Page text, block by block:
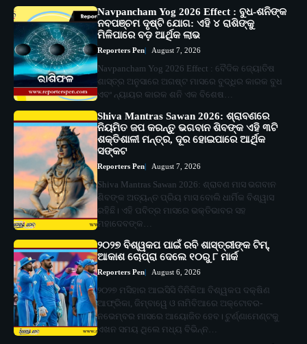
Navpancham Yog 2026 Effect : ବୁଧ-ଶନିଙ୍କ
ନବପଞ୍ଚମ ଦୃଷ୍ଟି ଯୋଗ: ଏହି ୪ ରାଶିଙ୍କୁ
ମିଳିପାରେ ବଡ଼ ଆର୍ଥିକ ଲାଭ
Reporters Pen August 7, 2026
Navpancham Yog 2026 Effect : ବୈଦିକ ଜ୍ୟୋତିଷ
ଶାସ୍ତ୍ର ଅନୁସାରେ ଅଗଷ୍ଟ ମାସରେ ବୁଦ୍ଧିର କାରକ ବୁଧ
ଏବଂ ନ୍ୟାୟର କାରକ ଶନି ଏକ ବିଶେଷ…
Shiva Mantras Sawan 2026: ଶ୍ରାବଣରେ
ନିୟମିତ ଜପ କରନ୍ତୁ ଭଗବାନ ଶିବଙ୍କ ଏହି ୩ଟି
ଶକ୍ତିଶାଳୀ ମନ୍ତ୍ର, ଦୂର ହୋଇପାରେ ଆର୍ଥିକ
ସଙ୍କଟ
Reporters Pen August 7, 2026
Shiva Mantras Sawan 2026: ଶ୍ରାବଣ ମାସ ଭଗବାନ
ଶିବଙ୍କ ଅତ୍ୟନ୍ତ ପ୍ରିୟ ମାସ ବୋଲି ଧାର୍ମିକ ବିଶ୍ୱାସ
ରହିଛି। ଏହି ପବିତ୍ର ମାସରେ ଭକ୍ତିଭାବର ସହ
ମହାଦେବଙ୍କ…
୨୦୨୭ ବିଶ୍ୱକପ ପାଇଁ ରବି ଶାସ୍ତ୍ରୀଙ୍କ ଟିମ୍,
ଆକାଶ ଚୋପ୍ରା ଦେଲେ ୧୦ରୁ ୮ ମାର୍କ
Reporters Pen August 6, 2026
୨୦୨୭ ମସିହାର ଆଇସିସି ଦିନିକିଆ ବିଶ୍ୱକପ ଦକ୍ଷିଣ
ଆଫ୍ରିକା, ଜିମ୍ବାୱେ ଓ ନାମିବିଆରେ ଅକ୍ଟୋବର-
ନଭେମ୍ବର ମାସରେ ଆୟୋଜିତ ହେବ। ଟୁର୍ଣ୍ଣାମେଣ୍ଟକୁ
ଏଖନ ସମୟ ଥିଲେ ମଧ୍ୟ ବିଭିନ୍ନ…